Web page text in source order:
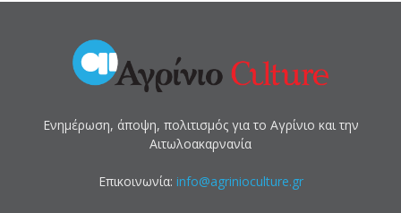
Ενημέρωση, άποψη, πολιτισμός για το Αγρίνιο και την
Αιτωλοακαρνανία
Επικοινωνία: info@agrinioculture.gr